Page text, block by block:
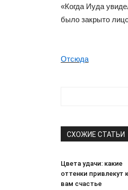
«Когда Иуда
было закрыто
Отсюда
СХОЖИЕ СТАТЬИ
Цвета удачи: какие
оттенки привлекут к
вам счастье